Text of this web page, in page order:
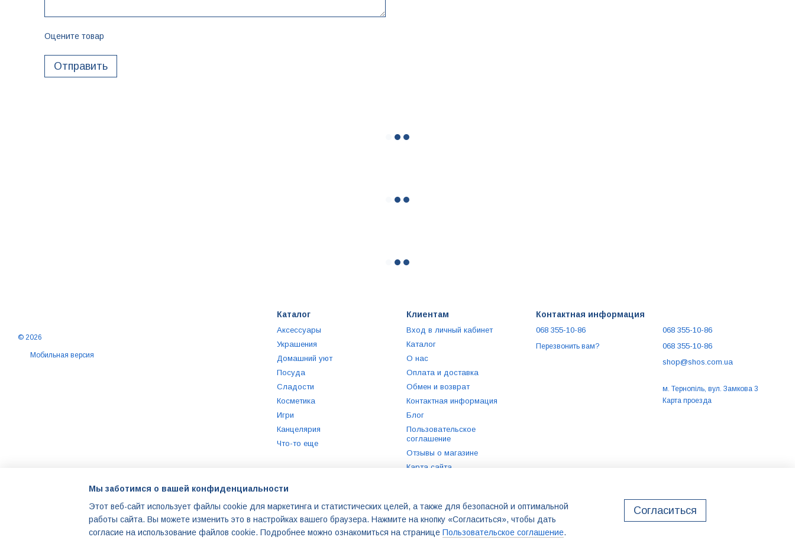
Оцените товар
Отправить
© 2026
Мобильная версия
Интернет-магазин создан с Хорошоп
Каталог
Аксессуары
Украшения
Домашний уют
Посуда
Сладости
Косметика
Игри
Канцелярия
Что-то еще
Клиентам
Вход в личный кабинет
Каталог
О нас
Оплата и доставка
Обмен и возврат
Контактная информация
Блог
Пользовательское
соглашение
Отзывы о магазине
Карта сайта
Контактная информация
068 355-10-86
Перезвонить вам?
068 355-10-86
068 355-10-86
shop@shos.com.ua
м. Тернопіль, вул. Замкова 3
Карта проезда
Мы заботимся о вашей конфиденциальности
Этот веб-сайт использует файлы cookie для маркетинга и статистических целей, а также для безопасной и оптимальной
работы сайта. Вы можете изменить это в настройках вашего браузера. Нажмите на кнопку «Согласиться», чтобы дать
согласие на использование файлов cookie. Подробнее можно ознакомиться на странице Пользовательское соглашение.
Согласиться